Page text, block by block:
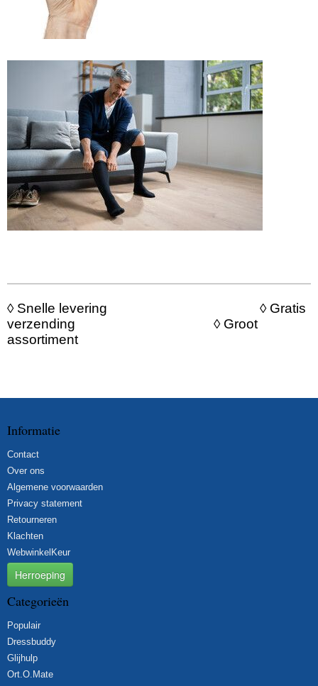
◊ Snelle levering ◊ Gratis
verzending ◊ Groot
assortiment
Informatie
Contact
Over ons
Algemene voorwaarden
Privacy statement
Retourneren
Klachten
WebwinkelKeur
Herroeping
Categorieën
Populair
Dressbuddy
Glijhulp
Ort.O.Mate